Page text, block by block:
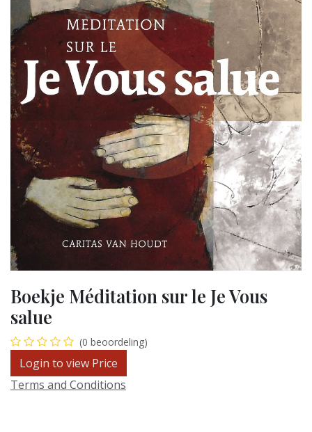
Boekje Méditation sur le Je Vous
salue
(0 beoordeling)
Login to view Price
Terms and Conditions